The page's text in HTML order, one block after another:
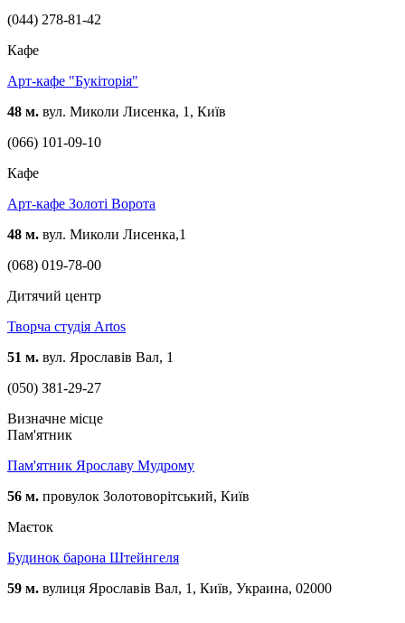
(044) 278-81-42
Кафе
Арт-кафе "Букіторія"
48 м. вул. Миколи Лисенка, 1, Київ
(066) 101-09-10
Кафе
Арт-кафе Золоті Ворота
48 м. вул. Миколи Лисенка,1
(068) 019-78-00
Дитячий центр
Творча студія Artos
51 м. вул. Ярославів Вал, 1
(050) 381-29-27
Визначне місце
Пам'ятник
Пам'ятник Ярославу Мудрому
56 м. провулок Золотоворітський, Київ
Маєток
Будинок барона Штейнгеля
59 м. вулиця Ярославів Вал, 1, Київ, Украина, 02000